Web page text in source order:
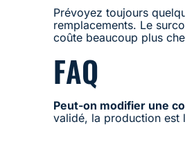
Prévoyez toujours
remplacements. Le
coûte beaucoup plus
FAQ
Peut-on modifier une
validé, la production est